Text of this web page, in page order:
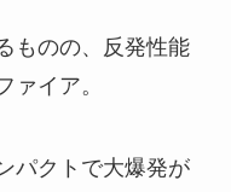
ものの、反発性能
ァイア。
パクトで大爆発が